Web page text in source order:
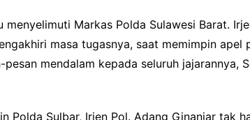
menyelimuti Markas Polda Sulawesi Barat.
masa tugasnya, saat memimpin apel
mendalam kepada seluruh jajarannya,
Polda Sulbar, Irjen Pol. Adang Ginanjar tak